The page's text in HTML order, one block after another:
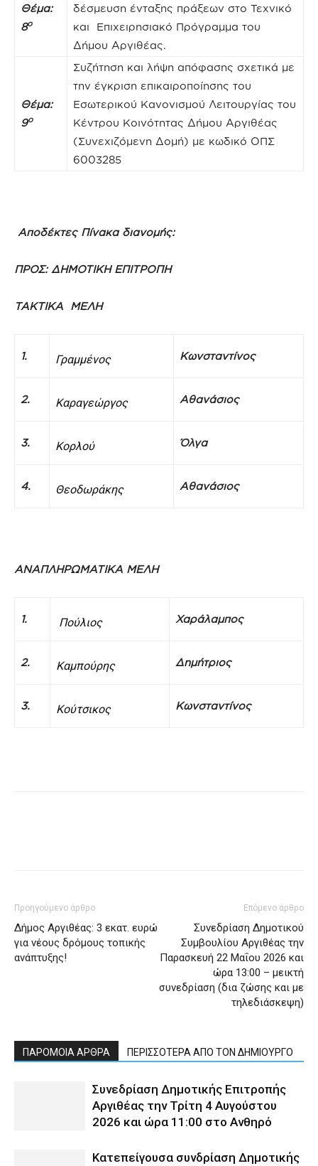
Θέμα:
8ο
δέσμευση ένταξης πράξεων στο Τεχνικό
και Επιχειρησιακό Πρόγραμμα του
Δήμου Αργιθέας.
Θέμα:
9ο
Συζήτηση και λήψη απόφασης σχετικά με
την έγκριση επικαιροποίησης του
Εσωτερικού Κανονισμού Λειτουργίας του
Κέντρου Κοινότητας Δήμου Αργιθέας
(Συνεχιζόμενη Δομή) με κωδικό ΟΠΣ
6003285
Αποδέκτες Πίνακα διανομής:
ΠΡΟΣ: ΔΗΜΟΤΙΚΗ ΕΠΙΤΡΟΠΗ
ΤΑΚΤΙΚΑ ΜΕΛΗ
1. Γραμμένος Κωνσταντίνος
2. Καραγεώργος Αθανάσιος
3. Κορλού Όλγα
4. Θεοδωράκης Αθανάσιος
ΑΝΑΠΛΗΡΩΜΑΤΙΚΑ ΜΕΛΗ
1. Πούλιος Χαράλαμπος
2. Καμπούρης Δημήτριος
3. Κούτσικος Κωνσταντίνος
Προηγούμενο άρθρο
Δήμος Αργιθέας: 3 εκατ. ευρώ
για νέους δρόμους τοπικής
ανάπτυξης!
Επόμενο άρθρο
Συνεδρίαση Δημοτικού
Συμβουλίου Αργιθέας την
Παρασκευή 22 Μαΐου 2026 και
ώρα 13:00 – μεικτή
συνεδρίαση (δια ζώσης και με
τηλεδιάσκεψη)
ΠΑΡΟΜΟΙΑ ΑΡΘΡΑ ΠΕΡΙΣΣΟΤΕΡΑ ΑΠΟ ΤΟΝ ΔΗΜΙΟΥΡΓΟ
Συνεδρίαση Δημοτικής Επιτροπής
Αργιθέας την Τρίτη 4 Αυγούστου
2026 και ώρα 11:00 στο Ανθηρό
Κατεπείγουσα συνδρίαση Δημοτικής